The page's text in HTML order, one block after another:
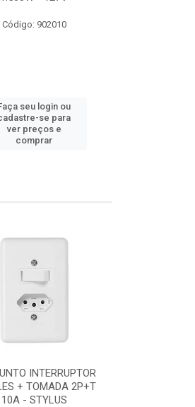
Código: 902010
seu login ou
se para
ver preços e
comprar
INTERRUPTOR
+ TOMADA 2P+T
10A - STYLUS